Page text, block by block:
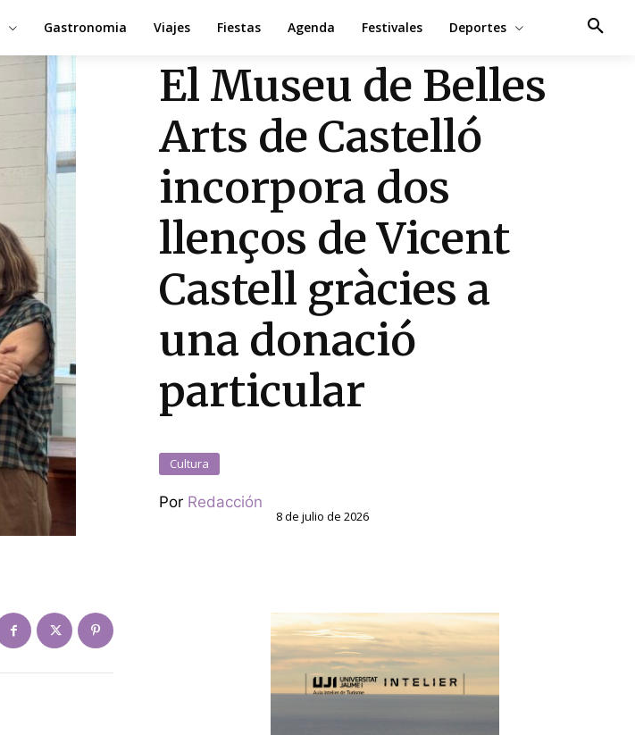
Gastronomia Viajes Fiestas Agenda Festivales Deportes
El Museu de Belles
Arts de Castelló
incorpora dos
llenços de Vicent
Castell gràcies a
una donació
particular
Cultura
Por Redacción
8 de julio de 2026